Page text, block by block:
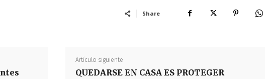
Share
Artículo siguiente
QUEDARSE EN CASA ES PROTEGER